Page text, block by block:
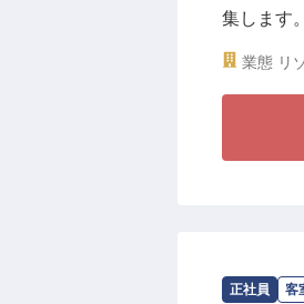
集します。
に重ね
業態 リ
正社員 客
求人情報：